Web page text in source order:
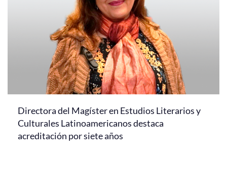
Directora del Magíster en Estudios Literarios y
Culturales Latinoamericanos destaca
acreditación por siete años